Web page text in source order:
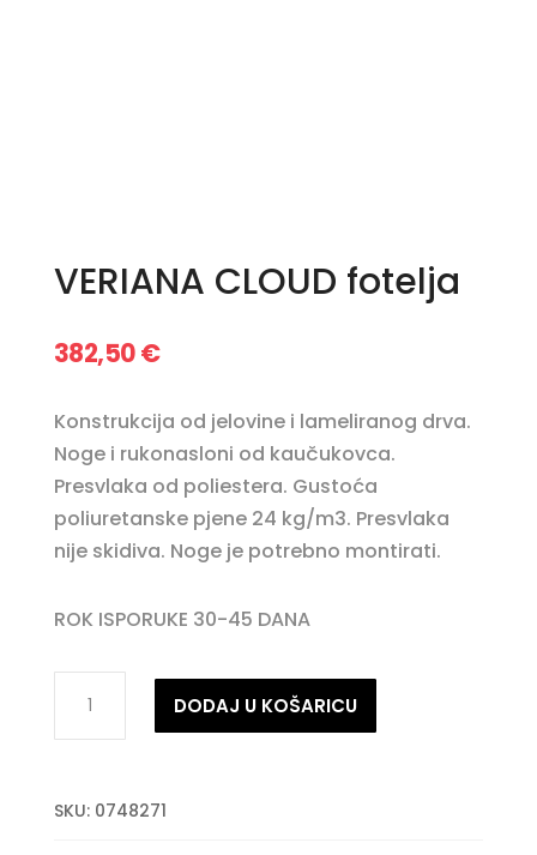
VERIANA CLOUD fotelja
382,50€
Konstrukcija od jelovine i lameliranog drva.
Noge i rukonasloni od kaučukovca.
Presvlaka od poliestera. Gustoća
poliuretanske pjene 24 kg/m3. Presvlaka
nije skidiva. Noge je potrebno montirati.
ROK ISPORUKE 30-45 DANA
CLOUD
DODAJ U KOŠARICU
SKU: 0748271